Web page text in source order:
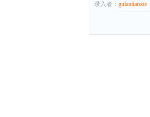
录入者： gulantianxie